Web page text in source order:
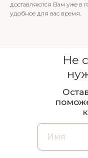
доставляются Вам уже в
удобное для вас время.
Не